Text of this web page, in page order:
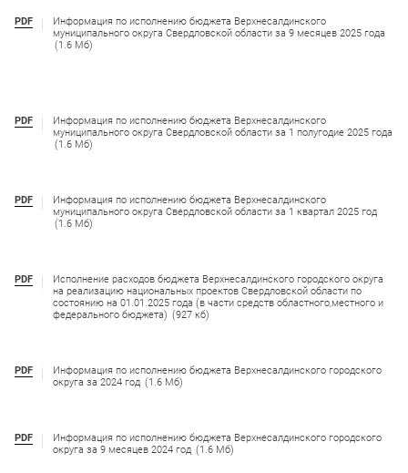
PDF
Информация по исполнению бюджета Верхнесалдинского
муниципального округа Свердловской области за 9 месяцев 2025 года
(1.6 Мб)
PDF
Информация по исполнению бюджета Верхнесалдинского
муниципального округа Свердловской области за 1 полугодие 2025 года
(1.6 Мб)
PDF
Информация по исполнению бюджета Верхнесалдинского
муниципального округа Свердловской области за 1 квартал 2025 год
(1.6 Мб)
PDF
Исполнение расходов бюджета Верхнесалдинского городского округа
на реализацию национальных проектов Свердловской области по
состоянию на 01.01.2025 года (в части средств областного,местного и
федерального бюджета) (927 кб)
PDF
Информация по исполнению бюджета Верхнесалдинского городского
округа за 2024 год (1.6 Мб)
PDF
Информация по исполнению бюджета Верхнесалдинского городского
округа за 9 месяцев 2024 год (1.6 Мб)